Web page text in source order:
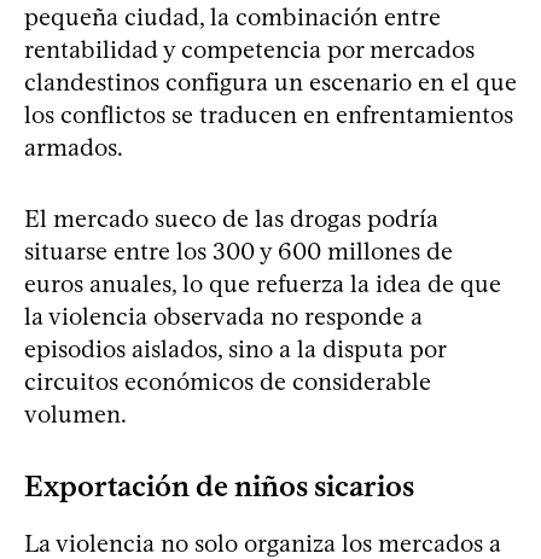
pequeña ciudad, la combinación entre
rentabilidad y competencia por mercados
clandestinos configura un escenario en el que
los conflictos se traducen en enfrentamientos
armados.
El mercado sueco de las drogas podría
situarse entre los 300 y 600 millones de
euros anuales, lo que refuerza la idea de que
la violencia observada no responde a
episodios aislados, sino a la disputa por
circuitos económicos de considerable
volumen.
Exportación de niños sicarios
La violencia no solo organiza los mercados a